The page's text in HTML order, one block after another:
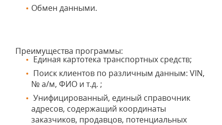
Обмен данными.
Преимущества программы:
Единая картотека транспортных средств;
Поиск клиентов по различным данным: VIN,
№ а/м, ФИО и т.д. ;
Унифицированный, единый справочник
адресов, содержащий координаты
заказчиков, продавцов, потенциальных